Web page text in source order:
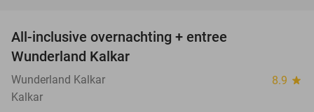
All-inclusive overnachting + entree
Wunderland Kalkar
Wunderland Kalkar 8.9 star
Kalkar